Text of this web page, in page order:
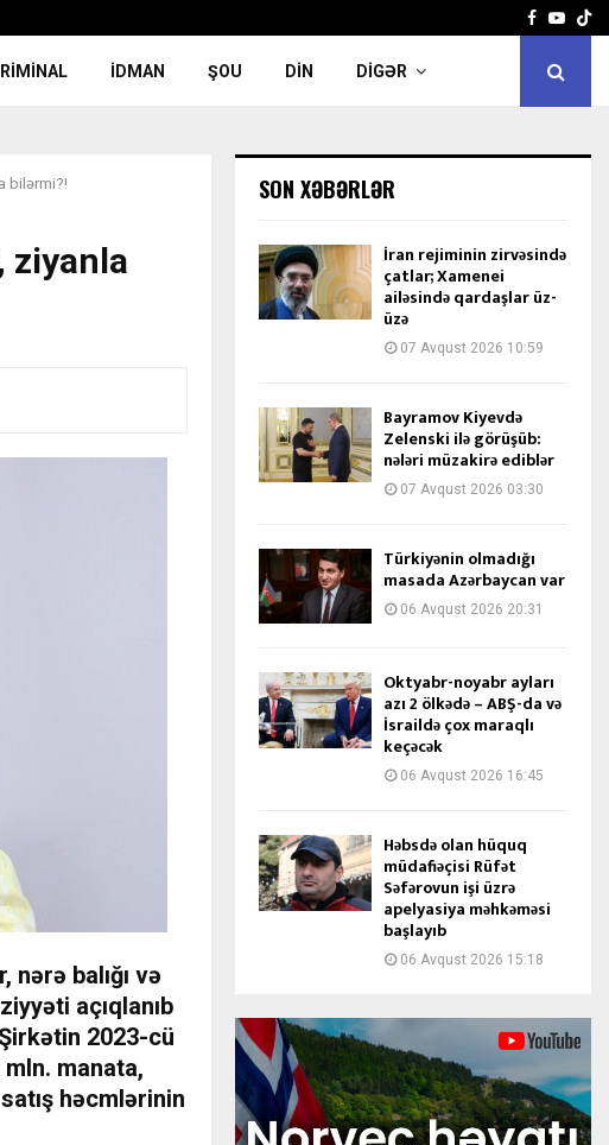
Facebook
İDMAN ŞOU DIN DIGƏR
bilərmi?!
ziyanla
balığı və
açıqlanıb
2023-cü
manata,
həcmlərinin
SON XƏBƏRLƏR
İran rejiminin zirvəsində
çatlar; Xamenei
ailəsində qardaşlar üz-
üzə
07 Avqust 2026 10:59
Bayramov Kiyevdə
Zelenski ilə görüşüb:
nələri müzakirə ediblər
07 Avqust 2026 03:30
Türkiyənin olmadığı
masada Azərbaycan var
06 Avqust 2026 20:31
Oktyabr-noyabr ayları
azı 2 ölkədə – ABŞ-da və
İsraildə çox maraqlı
keçəcək
06 Avqust 2026 16:45
Həbsdə olan hüquq
müdafiəçisi Rüfət
Səfərovun işi üzrə
apelyasiya məhkəməsi
başlayıb
06 Avqust 2026 15:18